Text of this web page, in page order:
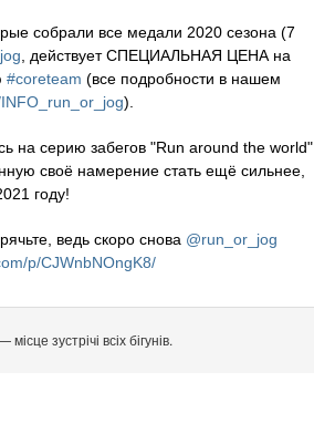
собрали все медали 2020 сезона (7
, действует СПЕЦИАЛЬНАЯ ЦЕНА на
#coreteam (все подробности в нашем
).
на серию забегов "Run around the world"
своё намерение стать ещё сильнее
году!
ведь скоро снова @run_or_jog
p/CJWnbNOngK8/
зустрічі всіх бігунів.